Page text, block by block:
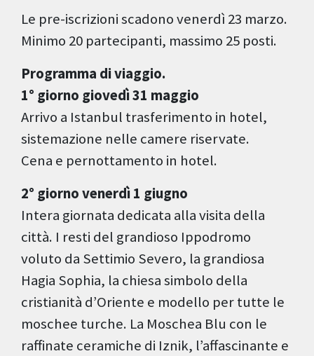
Le pre-iscrizioni scadono venerdì 23 marzo.
Minimo 20 partecipanti, massimo 25 posti.
Programma di viaggio.
1° giorno giovedì 31 maggio
Arrivo a Istanbul trasferimento in hotel,
sistemazione nelle camere riservate.
Cena e pernottamento in hotel.
2° giorno venerdì 1 giugno
Intera giornata dedicata alla visita della
città. I resti del grandioso Ippodromo
voluto da Settimio Severo, la grandiosa
Hagia Sophia, la chiesa simbolo della
cristianità d’Oriente e modello per tutte le
moschee turche. La Moschea Blu con le
raffinate ceramiche di Iznik, l’affascinante e